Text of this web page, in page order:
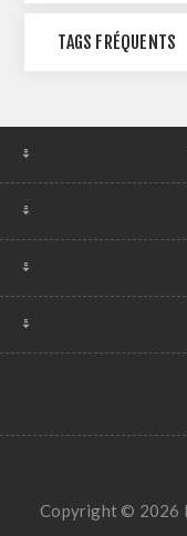
TAGS FRÉQUENTS
Copyright © 2026